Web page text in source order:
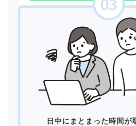
日中にまとまった時間が